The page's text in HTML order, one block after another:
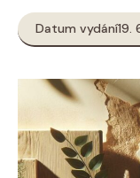
Datum vydání19.